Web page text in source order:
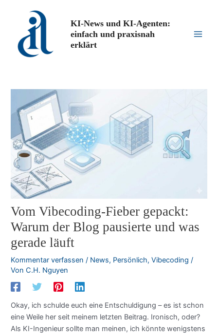
springen
KI-News und KI-Agenten:
einfach und praxisnah
erklärt
Vom Vibecoding-Fieber gepackt:
Warum der Blog pausierte und was
gerade läuft
Kommentar verfassen / News, Persönlich,Vibecoding /
VonC.H. Nguyen
Okay, ich schulde euch eine Entschuldigung – es ist schon
eine Weile her seit meinem letzten Beitrag. Ironisch, oder?
Als KI-Ingenieur sollte man meinen, ich könnte wenigstens